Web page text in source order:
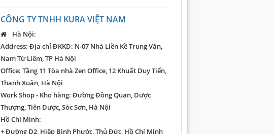
CÔNG TY TNHH KURA VIỆT NAM
Hà Nội:
Address: Địa chỉ ĐKKD: N-07 Nhà Liền Kề Trung Văn,
Nam Từ Liêm, TP Hà Nội
Office: Tầng 11 Tòa nhà Zen Office, 12 Khuất Duy Tiến,
Thanh Xuân, Hà Nội
Work Shop - Kho hàng: Đường Đồng Quan, Dược
Thượng, Tiên Dược, Sóc Sơn, Hà Nội
Hồ Chí Minh:
+ Đường D2, Hiệp Bình Phước, Thủ Đức, Hồ Chí Minh